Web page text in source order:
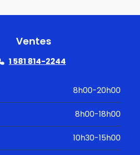
Ventes
1 581 814-2244
8h00-20h00
8h00-18h00
10h30-15h00